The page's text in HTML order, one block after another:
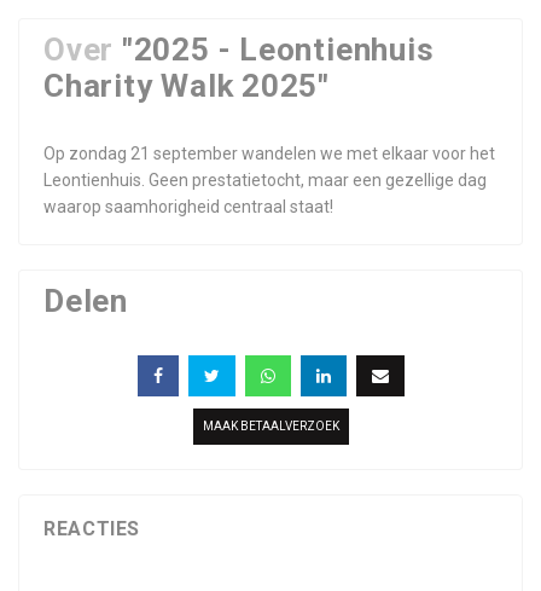
Over "2025 - Leontienhuis
Charity Walk 2025"
Op zondag 21 september wandelen we met elkaar voor het
Leontienhuis. Geen prestatietocht, maar een gezellige dag
waarop saamhorigheid centraal staat!
Delen
MAAK BETAALVERZOEK
REACTIES